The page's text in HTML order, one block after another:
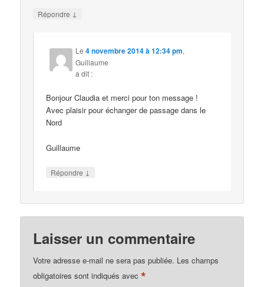
Répondre ↓
Le4 novembre 2014 à 12:34 pm,
Guillaume
a dit :
Bonjour Claudia et merci pour ton message !
Avec plaisir pour échanger de passage dans le
Nord
Guillaume
Répondre ↓
Laisser un commentaire
Votre adresse e-mail ne sera pas publiée. Les champs
obligatoires sont indiqués avec*